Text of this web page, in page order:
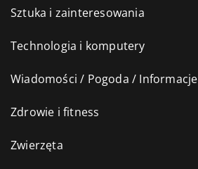
Sztuka i zainteresowania
Technologia i komputery
Wiadomości / Pogoda / Informacje
Zdrowie i fitness
Zwierzęta